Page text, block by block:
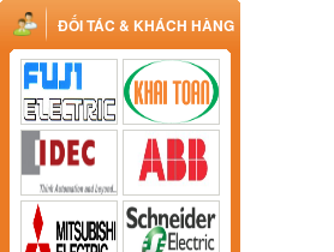
ĐỐI TÁC & KHÁCH HÀNG